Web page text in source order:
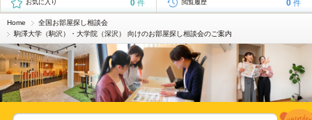
お気に入り 0 件 閲覧履歴 0 件
Home
全国お部屋探し相談会
駒澤大学（駒沢）・大学院（深沢） 向けのお部屋探し相談会のご案内